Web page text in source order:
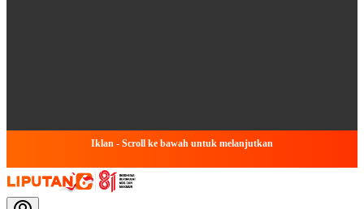
Iklan - Scroll ke bawah untuk melanjutkan